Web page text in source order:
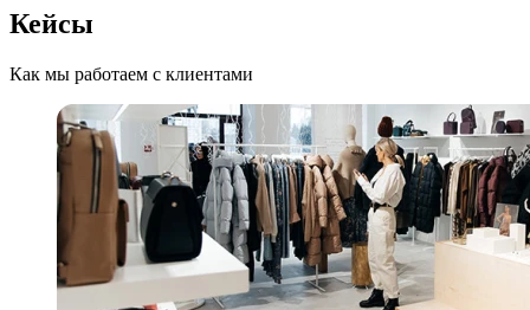
Кейсы
Как мы работаем с клиентами